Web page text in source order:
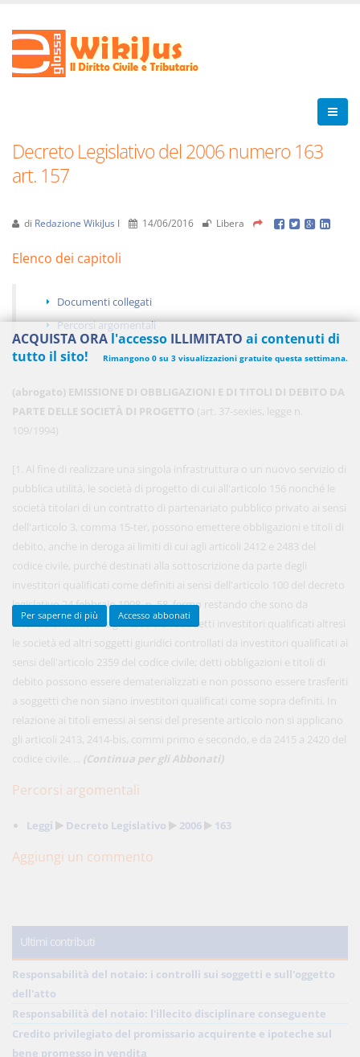
Decreto Legislativo del 2006 numero 163
art. 157
di Redazione WikiJus I 14/06/2016 Libera
Elenco dei capitoli
Documenti collegati
Percorsi argomentali
(abrogato) EMISSIONE DI OBBLIGAZIONI E DI TITOLI DI DEBITO DA
PARTE DELLE SOCIETÀ DI PROGETTO (art. 37-sexies, legge n.
109/1994)
[1. Al fine di realizzare una singola infrastruttura o un nuovo servizio di
pubblica utilità, le società di progetto di cui all'articolo 156 nonché le
società titolari di un contratto di partenariato pubblico privato ai sensi
dell'articolo 3, comma 15-ter, possono emettere obbligazioni e titoli di
debito, anche in deroga ai limiti di cui agli articoli 2412 e 2483 del
codice civile, purché destinati alla sottoscrizione da parte degli
investitori qualificati come definiti ai sensi dell'articolo 100 del decreto
legislativo 24 febbraio 1998, n. 58, fermo restando che sono da
intendersi inclusi in ogni caso tra i suddetti investitori qualificati altresì
le società ed altri soggetti giuridici controllati da investitori qualificati ai
sensi dell'articolo 2359 del codice civile; detti obbligazioni e titoli di
debito possono essere dematerializzati e non possono essere trasferiti
a soggetti che non siano investitori qualificati come sopra definiti. In
relazione ai titoli emessi ai sensi del presente articolo non si applicano
gli articoli 2413, 2414-bis, commi primo e secondo, e da 2415 a 2420 del
codice civile. ... (Continua per gli Abbonati)
Percorsi argomentali
Leggi Decreto Legislativo 2006 163
Aggiungi un commento
Ultimi contributi
Responsabilità del notaio: i controlli sui soggetti e sull'oggetto
dell'atto
Responsabilità del notaio: l'illecito disciplinare conseguente
Credito privilegiato del promissario acquirente e ipoteche sul
bene promesso in vendita
ACQUISTA ORA l'accesso ILLIMITATO ai contenuti di
tutto il sito!
Rimangono 0 su 3 visualizzazioni gratuite questa settimana.
Acquista ora
48,00 €
Acquista ora
Per saperne di più Accesso abbonati